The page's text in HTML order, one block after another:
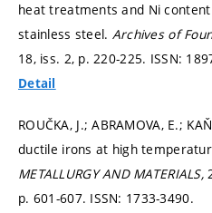
heat treatments and Ni
stainless steel. Archives of
18, iss. 2, p. 220-225. ISSN:
Detail
ROUČKA, J.; ABRAMOVA, E.;
ductile irons at high
METALLURGY AND MATERIALS,
p. 601-607. ISSN: 1733-3490.